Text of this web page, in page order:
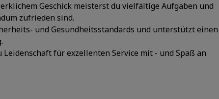
Geschick meisterst du vielfältige Aufgaben und
zufrieden sind.
und Gesundheitsstandards und unterstützt einen
für exzellenten Service mit - und Spaß an